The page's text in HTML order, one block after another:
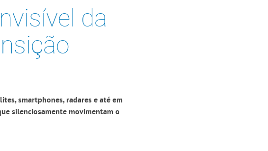
da
smartphones, radares e até em
silenciosamente movimentam o